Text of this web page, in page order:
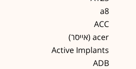
a8
ACC
acer (אייסר)
Active Implants
ADB